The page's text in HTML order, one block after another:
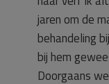
jaren om de
behandeling
bij hem
Doorgaans